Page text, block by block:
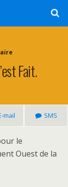
Fait.
mail SMS
le
Ouest de la